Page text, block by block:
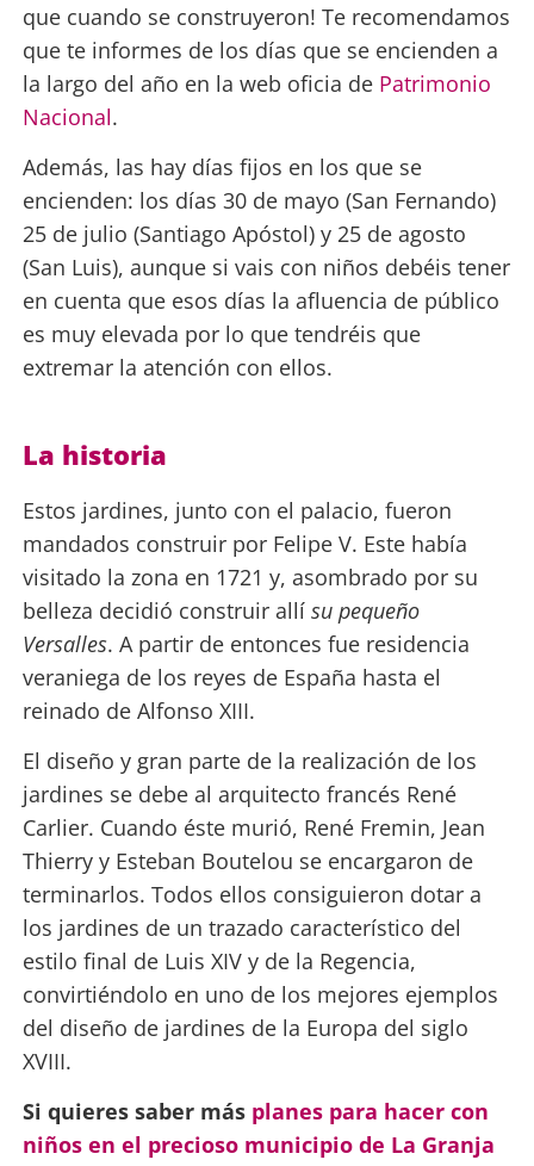
que cuando se construyeron! Te recomendamos
que te informes de los días que se encienden a
la largo del año en la web oficia de Patrimonio
Nacional.
Además, las hay días fijos en los que se
encienden: los días 30 de mayo (San Fernando)
25 de julio (Santiago Apóstol) y 25 de agosto
(San Luis), aunque si vais con niños debéis tener
en cuenta que esos días la afluencia de público
es muy elevada por lo que tendréis que
extremar la atención con ellos.
La historia
Estos jardines, junto con el palacio, fueron
mandados construir por Felipe V. Este había
visitado la zona en 1721 y, asombrado por su
belleza decidió construir allí su pequeño
Versalles. A partir de entonces fue residencia
veraniega de los reyes de España hasta el
reinado de Alfonso XIII.
El diseño y gran parte de la realización de los
jardines se debe al arquitecto francés René
Carlier. Cuando éste murió, René Fremin, Jean
Thierry y Esteban Boutelou se encargaron de
terminarlos. Todos ellos consiguieron dotar a
los jardines de un trazado característico del
estilo final de Luis XIV y de la Regencia,
convirtiéndolo en uno de los mejores ejemplos
del diseño de jardines de la Europa del siglo
XVIII.
Si quieres saber más planes para hacer con
niños en el precioso municipio de La Granja